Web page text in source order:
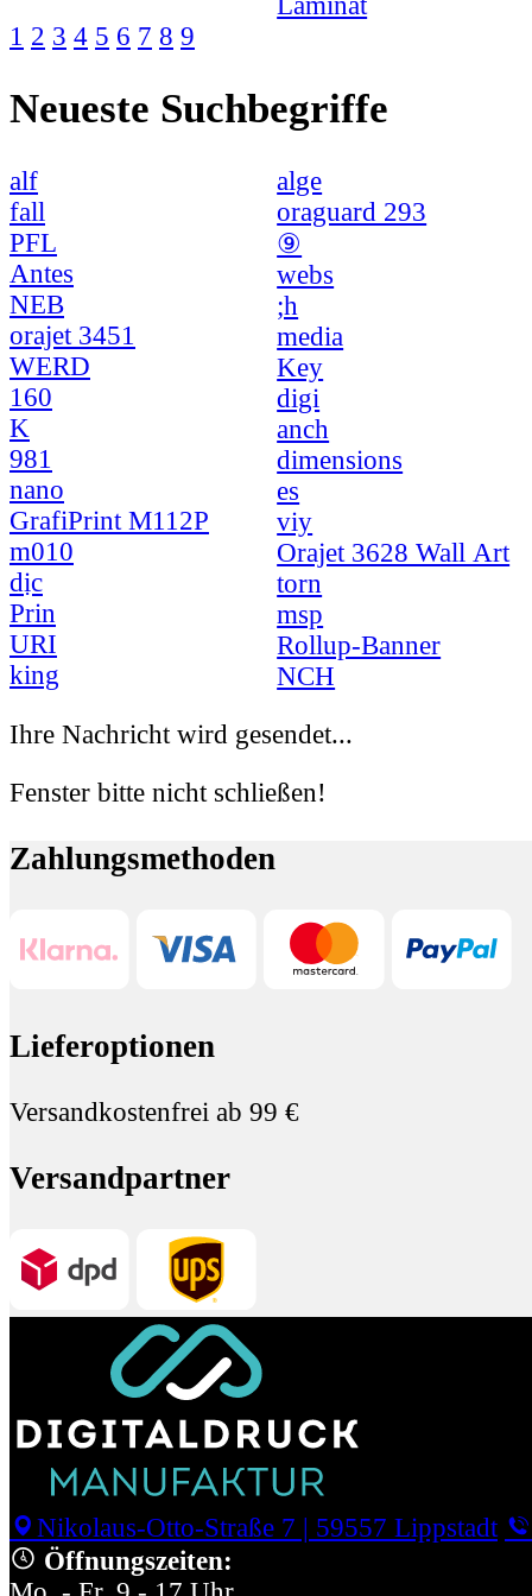
1 2 3 4 5 6 7 8 9
Neueste Suchbegriffe
alf
fall
PFL
Antes
NEB
orajet 3451
WERD
160
K
981
nano
GrafiPrint M112P
m010
dịc
Prin
URI
king
alge
oraguard 293
⑨
webs
;h
media
Key
digi
anch
dimensions
es
viy
Orajet 3628 Wall Art
torn
msp
Rollup-Banner
NCH
Ihre Nachricht wird gesendet...
Fenster bitte nicht schließen!
Zahlungsmethoden
Lieferoptionen
Versandkostenfrei ab 99 €
Versandpartner
Nikolaus-Otto-Straße 7 | 59557 Lippstadt
Öffnungszeiten: